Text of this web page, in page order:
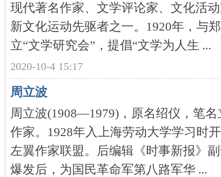
现代著名作家、文学评论家、文化活
新文化运动先驱者之一。1920年，与
立“文学研究会”，提倡“文学为人生 ...
2020-10-4 15:17
周立波
周立波(1908—1979)，原名绍仪，笔
作家。1928年入上海劳动大学学习时
左翼作家联盟。后编辑《时事新报》
爆发后，为国民革命军第八路军华 ...